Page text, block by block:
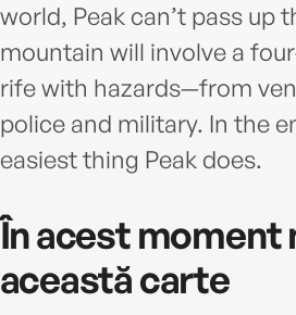
world, Peak can’t pass
mountain will involve a
rife with hazards—from
police and military. In the
easiest thing Peak does.
În acest moment
această carte